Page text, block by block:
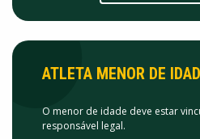
ATLETA MENOR DE
O menor de idade deve estar
responsável legal.